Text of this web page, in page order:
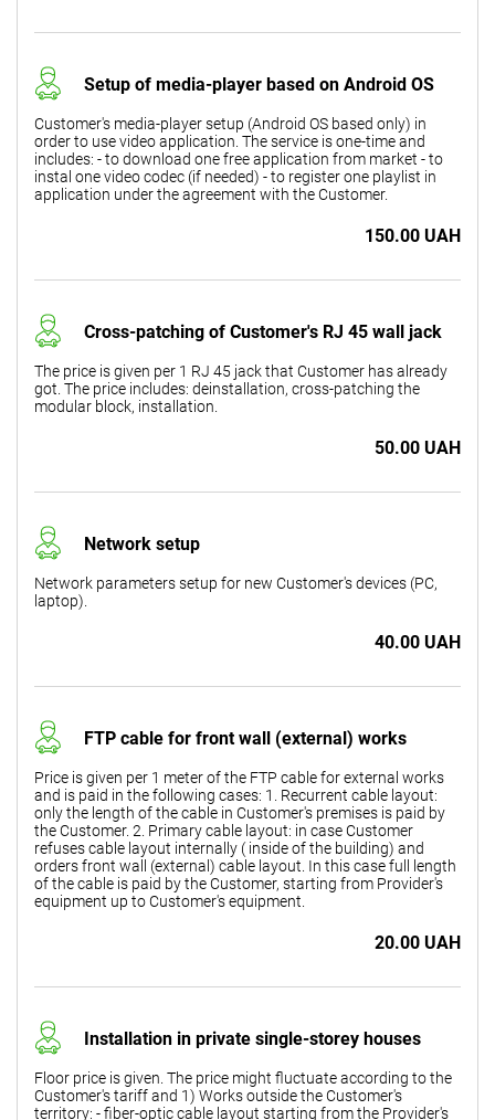
Setup of media-player based on Android OS
Customer's media-player setup (Android OS based only) in
order to use video application. The service is one-time and
includes: - to download one free application from market - to
instal one video codec (if needed) - to register one playlist in
application under the agreement with the Customer.
150.00 UAH
Cross-patching of Customer's RJ 45 wall jack
The price is given per 1 RJ 45 jack that Customer has already
got. The price includes: deinstallation, cross-patching the
modular block, installation.
50.00 UAH
Network setup
Network parameters setup for new Customer's devices (PC,
laptop).
40.00 UAH
FTP cable for front wall (external) works
Price is given per 1 meter of the FTP cable for external works
and is paid in the following cases: 1. Recurrent cable layout:
only the length of the cable in Customer's premises is paid by
the Customer. 2. Primary cable layout: in case Customer
refuses cable layout internally ( inside of the building) and
orders front wall (external) cable layout. In this case full length
of the cable is paid by the Customer, starting from Provider's
equipment up to Customer's equipment.
20.00 UAH
Installation in private single-storey houses
Floor price is given. The price might fluctuate according to the
Customer's tariff and 1) Works outside the Customer's
territory: - fiber-optic cable layout starting from the Provider's